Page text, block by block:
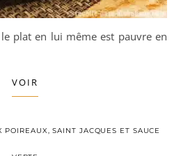
VOIR
POIREAUX, SAINT JACQUES ET SAUCE